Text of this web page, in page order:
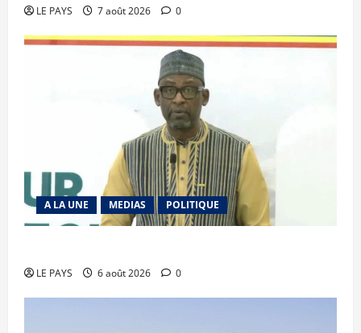
LE PAYS 7 août 2026 0
A LA UNE MEDIAS POLITIQUE
LE PAYS 6 août 2026 0